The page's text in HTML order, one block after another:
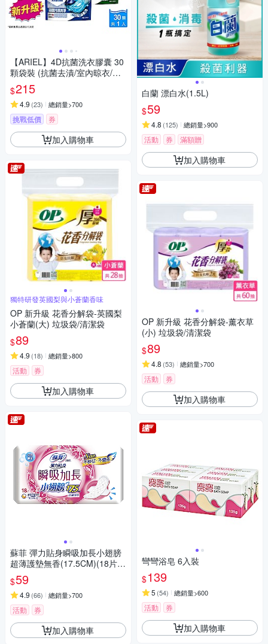
【ARIEL】4D抗菌洗衣膠囊 30
顆袋裝 (抗菌去漬/室內晾衣/自
然微香)
$215
4.9 (23) 總銷量>700
挑戰低價 券
加入購物車
獨特研發英國梨與小蒼蘭香味
OP 新升級 花香分解袋-英國梨
小蒼蘭(大) 垃圾袋/清潔袋
$89
4.9 (18) 總銷量>800
活動 券
加入購物車
蘇菲 彈力貼身瞬吸加長小翅膀
超薄護墊無香(17.5CM)(18片 x
2包/組)
$59
4.9 (66) 總銷量>700
活動 券
加入購物車
白蘭 漂白水(1.5L)
$59
4.8 (125) 總銷量>900
活動 券 滿額贈
加入購物車
OP 新升級 花香分解袋-薰衣草
(小) 垃圾袋/清潔袋
$89
4.8 (53) 總銷量>700
活動 券
加入購物車
彎彎浴皂 6入裝
$139
5 (54) 總銷量>600
活動 券
加入購物車